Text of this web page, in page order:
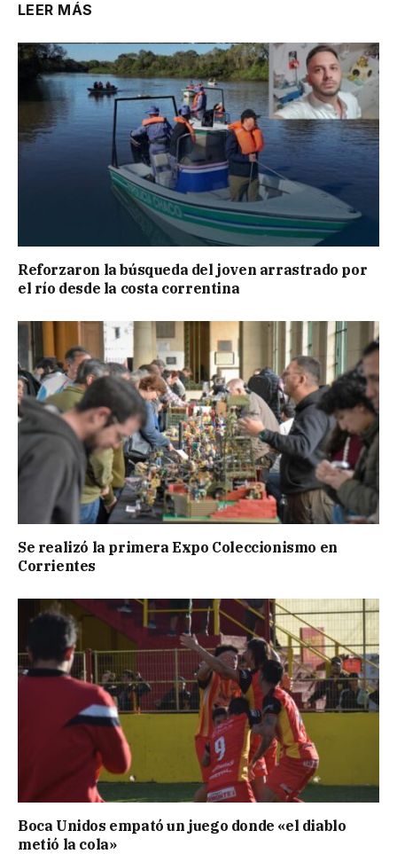
LEER MÁS
Reforzaron la búsqueda del joven arrastrado por
el río desde la costa correntina
Se realizó la primera Expo Coleccionismo en
Corrientes
Boca Unidos empató un juego donde «el diablo
metió la cola»